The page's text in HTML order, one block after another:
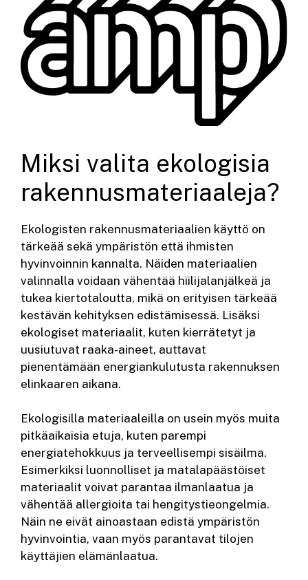
Miksi valita ekologisia
rakennusmateriaaleja?
Ekologisten rakennusmateriaalien käyttö on
tärkeää sekä ympäristön että ihmisten
hyvinvoinnin kannalta. Näiden materiaalien
valinnalla voidaan vähentää hiilijalanjälkeä ja
tukea kiertotaloutta, mikä on erityisen tärkeää
kestävän kehityksen edistämisessä. Lisäksi
ekologiset materiaalit, kuten kierrätetyt ja
uusiutuvat raaka-aineet, auttavat
pienentämään energiankulutusta rakennuksen
elinkaaren aikana.
Ekologisilla materiaaleilla on usein myös muita
pitkäaikaisia etuja, kuten parempi
energiatehokkuus ja terveellisempi sisäilma.
Esimerkiksi luonnolliset ja matalapäästöiset
materiaalit voivat parantaa ilmanlaatua ja
vähentää allergioita tai hengitystieongelmia.
Näin ne eivät ainoastaan edistä ympäristön
hyvinvointia, vaan myös parantavat tilojen
käyttäjien elämänlaatua.